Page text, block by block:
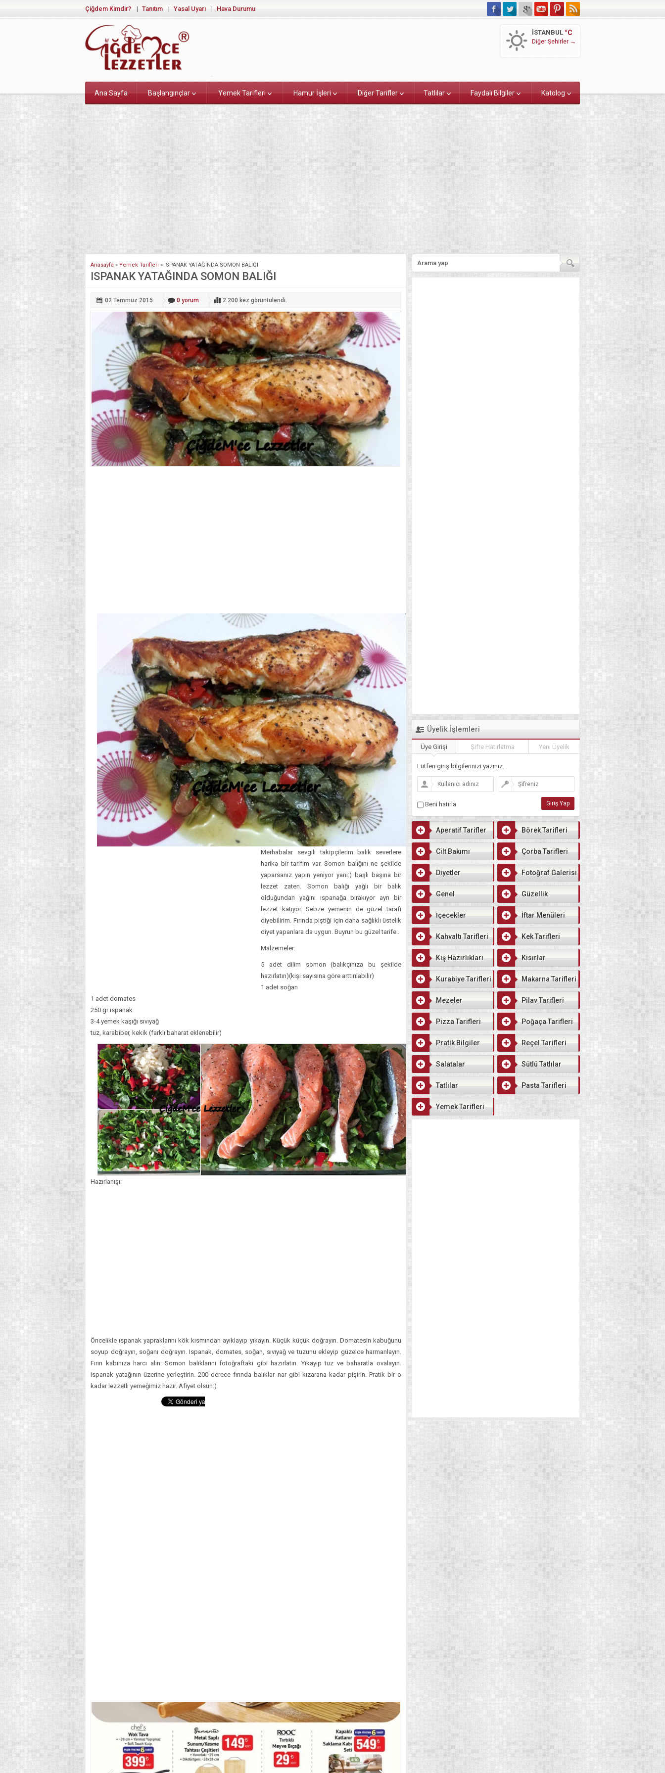
Çiğdem Kimdir? Tanıtım Yasal Uyarı Hava Durumu
İSTANBUL °C
Diğer Şehirler →
Ana Sayfa Başlangınçlar Yemek Tarifleri Hamur İşleri Diğer Tarifler Tatlılar Faydalı Bilgiler Katolog
Anasayfa » Yemek Tarifleri » ISPANAK YATAĞINDA SOMON BALIĞI
ISPANAK YATAĞINDA SOMON BALIĞI
02 Temmuz 2015 0 yorum 2.200 kez görüntülendi.
Merhabalar sevgili takipçilerim balık severlere
harika bir tarifim var. Somon balığını ne şekilde
yaparsanız yapın yeniyor yani:) başlı başına bir
lezzet zaten. Somon balığı yağlı bir balık
olduğundan yağını ıspanağa bırakıyor ayrı bir
lezzet katıyor. Sebze yemenin de güzel tarafı
diyebilirim. Fırında piştiği için daha sağlıklı üstelik
diyet yapanlara da uygun. Buyrun bu güzel tarife..
Malzemeler:
5 adet dilim somon (balıkçınıza bu şekilde
hazırlatın)(kişi sayısına göre arttırılabilir)
1 adet soğan
1 adet domates
250 gr ıspanak
3-4 yemek kaşığı sıvıyağ
tuz, karabiber, kekik (farklı baharat eklenebilir)
Hazırlanışı:
Öncelikle ıspanak yapraklarını kök kısmından ayıklayıp yıkayın. Küçük küçük doğrayın. Domatesin kabuğunu
soyup doğrayın, soğanı doğrayın. Ispanak, domates, soğan, sıvıyağ ve tuzunu ekleyip güzelce harmanlayın.
Fırın kabınıza harcı alın. Somon balıklarını fotoğraftaki gibi hazırlatın. Yıkayıp tuz ve baharatla ovalayın.
Ispanak yatağının üzerine yerleştirin. 200 derece fırında balıklar nar gibi kızarana kadar pişirin. Pratik bir o
kadar lezzetli yemeğimiz hazır. Afiyet olsun:)
Üyelik İşlemleri
Üye Girişi Şifre Hatırlatma Yeni Üyelik
Lütfen giriş bilgilerinizi yazınız.
Beni hatırla
Aperatif Tarifler Börek Tarifleri
Cilt Bakımı Çorba Tarifleri
Diyetler Fotoğraf Galerisi
Genel Güzellik
İçecekler İftar Menüleri
Kahvaltı Tarifleri Kek Tarifleri
Kış Hazırlıkları Kısırlar
Kurabiye Tarifleri Makarna Tarifleri
Mezeler Pilav Tarifleri
Pizza Tarifleri Poğaça Tarifleri
Pratik Bilgiler Reçel Tarifleri
Salatalar Sütlü Tatlılar
Tatlılar Pasta Tarifleri
Yemek Tarifleri